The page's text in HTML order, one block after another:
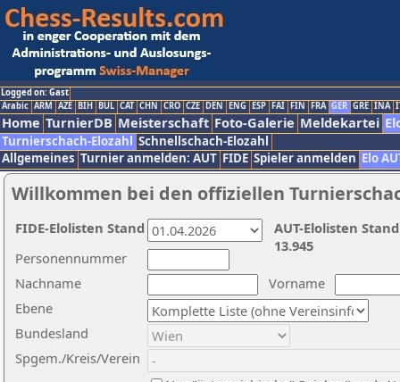
Logged on: Gast
Arabic ARM AZE BIH BUL CAT CHN CRO CZE DEN ENG ESP FAI FIN FRA GER GRE INA
Home TurnierDB Meisterschaft Foto-Galerie Meldekartei
Turnierschach-Elozahl Schnellschach-Elozahl
Allgemeines Turnier anmelden: AUT FIDE Spieler anmelden Elo
Willkommen bei den offiziellen
Nachname
Vorname
Ebene
Personennummer
Bundesland
Spgem./Kreis/Verein
AUT-Elolisten
13.945
FIDE-Elolisten Stand